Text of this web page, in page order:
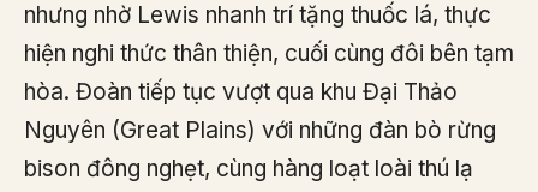
nhưng nhờ Lewis nhanh trí tặng thuốc lá, thực
hiện nghi thức thân thiện, cuối cùng đôi bên tạm
hòa. Đoàn tiếp tục vượt qua khu Đại Thảo
Nguyên (Great Plains) với những đàn bò rừng
bison đông nghẹt, cùng hàng loạt loài thú lạ